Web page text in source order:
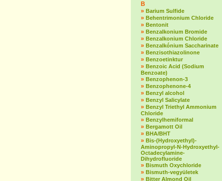
B
» Barium Sulfide
» Behentrimonium Chloride
» Bentonit
» Benzalkonium Bromide
» Benzalkonium Chloride
» Benzalkónium Saccharinate
» Benzisothiazolinone
» Benzoetinktur
» Benzoic Acid (Sodium
Benzoate)
» Benzophenon-3
» Benzophenone-4
» Benzyl alcohol
» Benzyl Salicylate
» Benzyl Triethyl Ammonium
Chloride
» Benzylhemiformal
» Bergamott Oil
» BHA/BHT
» Bis-(Hydroxyethyl)-
Aminopropyl-N-Hydroxyethyl-
Octadecylamine-
Dihydrofluoride
» Bismuth Oxychloride
» Bismuth-vegyületek
» Bitter Almond Oil